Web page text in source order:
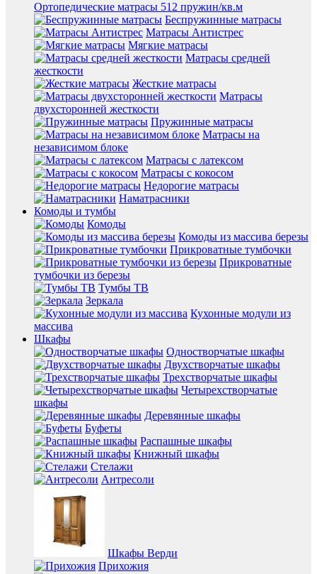
Ортопедические матрасы 512 пружин/кв.м
Беспружинные матрасы
Матрасы Антистрес
Мягкие матрасы
Матрасы средней
жесткости
Жесткие матрасы
Матрасы
двухсторонней жесткости
Пружинные матрасы
Матрасы на
независимом блоке
Матрасы с латексом
Матрасы с кокосом
Недорогие матрасы
Наматрасники
Комоды и тумбы
Комоды
Комоды из массива березы
Прикроватные тумбочки
Прикроватные
тумбочки из березы
Тумбы ТВ
Зеркала
Кухонные модули из
массива
Шкафы
Одностворчатые шкафы
Двухстворчатые шкафы
Трехстворчатые шкафы
Четырехстворчатые
шкафы
Деревянные шкафы
Буфеты
Распашные шкафы
Книжный шкафы
Стелажи
Антресоли
Шкафы Верди
Прихожия